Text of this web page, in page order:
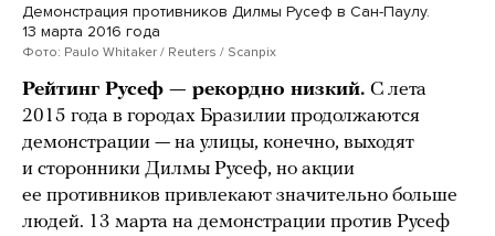
Демонстрация противников Дилмы Русеф в Сан-Паулу.
13 марта 2016 года
Фото: Paulo Whitaker / Reuters / Scanpix
Рейтинг Русеф — рекордно низкий. С лета
2015 года в городах Бразилии продолжаются
демонстрации — на улицы, конечно, выходят
и сторонники Дилмы Русеф, но акции
ее противников привлекают значительно больше
людей. 13 марта на демонстрации против Русеф